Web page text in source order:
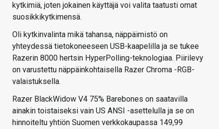
kytkimiä, joten jokainen käyttäjä voi valita taatusti omat
suosikkikytkimensä.
Oli kytkinvalinta mikä tahansa, näppäimistö on
yhteydessä tietokoneeseen USB-kaapelilla ja se tukee
Razerin 8000 hertsin HyperPolling-teknologiaa. Piirilevy
on varustettu näppäinkohtaisella Razer Chroma -RGB-
valaistuksella.
Razer BlackWidow V4 75% Barebones on saatavilla
ainakin toistaiseksi vain US ANSI -asettelulla ja se on
hinnoiteltu yhtiön Suomen verkkokaupassa 149,99